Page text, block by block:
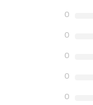
0
0
0
0
0